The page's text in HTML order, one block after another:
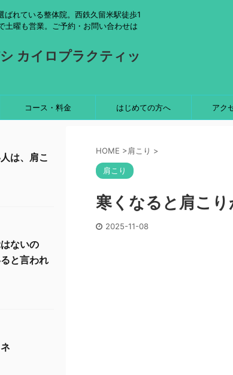
れている整体院。西鉄久留米駅徒歩1
土曜も営業。ご予約・お問い合わせは
カイロプラクティッ
コース・料金 はじめての方へ アク
HOME >肩こり >
肩こり
寒くなると肩こ
2025-11-08
は、肩こ
ないの
と言われ